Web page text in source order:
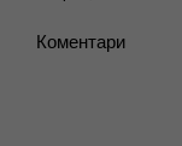
Коментари